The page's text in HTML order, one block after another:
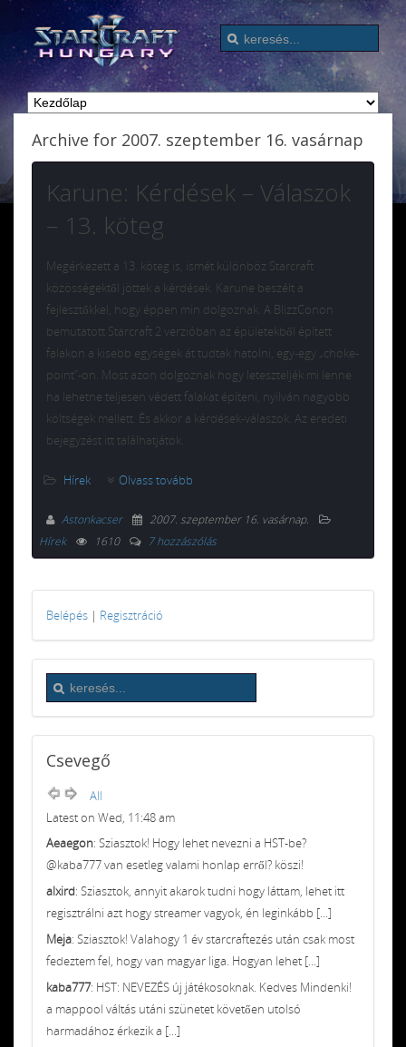
Archive for 2007. szeptember 16. vasárnap
Karune: Kérdések – Válaszok
– 13. köteg
Megérkezett a 13. köteg is, ismét különböz Starcraft
közösségektől jöttek a kérdések. Karune beszélt a
fejlesztőkkel, hogy éppen min dolgoznak. A BlizzConon
bemutatott Starcraft 2 verzióban az épületekből épített
falakon a kisebb egységek át tudtak hatolni, egy-egy „choke-
point”-on. Most azon dolgoznak hogy leteszteljék mi lenne
ha lehetne teljesen védett falakat építeni, nyilván nagyobb
költségek mellett. És akkor a kérdések-válaszok. Az eredeti
bejegyzést itt találhatjátok.
Hírek Olvass tovább
Astonkacser 2007. szeptember 16. vasárnap.
Hírek
1610 7 hozzászólás
Belépés | Regisztráció
Csevegő
All
Latest on Wed, 11:48 am
Aeaegon: Sziasztok! Hogy lehet nevezni a HST-be?
@kaba777 van esetleg valami honlap erről? köszi!
alxird: Sziasztok, annyit akarok tudni hogy láttam, lehet itt
regisztrálni azt hogy streamer vagyok, én leginkább [...]
Meja: Sziasztok! Valahogy 1 év starcraftezés után csak most
fedeztem fel, hogy van magyar liga. Hogyan lehet [...]
kaba777: HST: NEVEZÉS új játékosoknak. Kedves Mindenki!
a mappool váltás utáni szünetet követően utolsó
harmadához érkezik a [...]